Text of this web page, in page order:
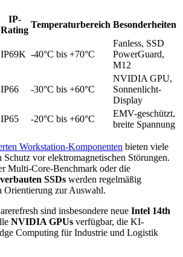
IP-
Rating
Temperaturbereich Besonderheiten
IP69K -40°C bis +70°C
Fanless, SSD
PowerGuard,
M12
IP66 -30°C bis +60°C
NVIDIA GPU,
Sonnenlicht-
Display
IP65 -20°C bis +60°C
EMV-geschützt,
breite Spannung
Workstation-Komponenten bieten viele
Schutz vor elektromagnetischen Störungen.
Multi-Core-Benchmark oder die
SSDs werden regelmäßig
Orientierung zur Auswahl.
sind insbesondere neue Intel 14th
NVIDIA GPUs verfügbar, die KI-
Computing für Industrie und Logistik